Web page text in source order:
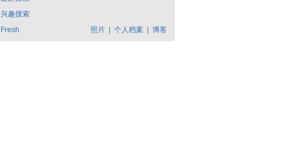
兴趣搜索
Fresh
照片 个人档案 博客